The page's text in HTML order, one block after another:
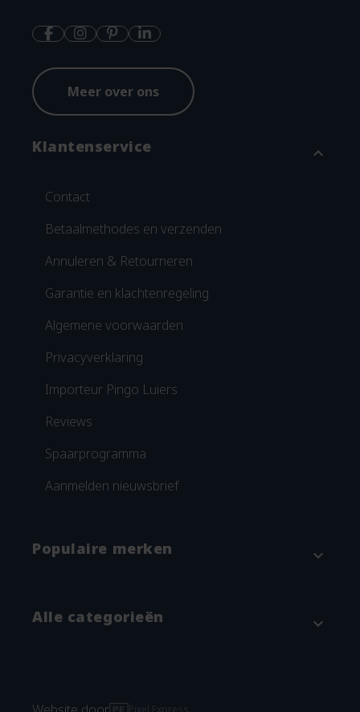
Meer over ons
Klantenservice expand_more
Contact
Betaalmethodes en verzenden
Annuleren & Retourneren
Garantie en klachtenregeling
Algemene voorwaarden
Privacyverklaring
Importeur Pingo Luiers
Reviews
Spaarprogramma
Aanmelden nieuwsbrief
Populaire merken expand_more
Alle categorieën expand_more
Verschonen
Pixel Express